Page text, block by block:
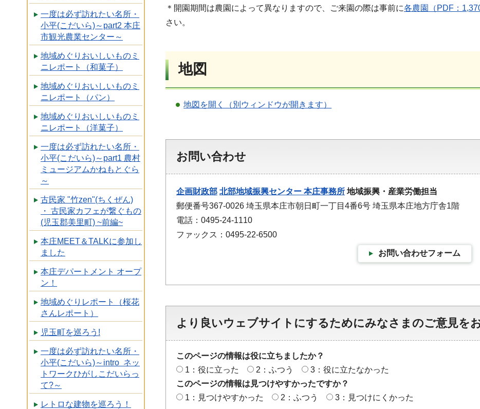
一度は必ず訪れたい名所・
小平(こだいら)～part2 本庄
市観光農業センター～
地域めぐりおいしいものミ
ニレポート（和菓子）
地域めぐりおいしいものミ
ニレポート（パン）
地域めぐりおいしいものミ
ニレポート（洋菓子）
一度は必ず訪れたい名所・
小平(こだいら)～part1 農村
ミュージアムかねもとぐら
～
古民家 "竹zen"(ちくぜん)
・ 古民家カフェが繋ぐもの
(児玉郡美里町) ~前編~
本庄MEET＆TALKに参加し
ました
本庄デパートメント オープ
ン！
地域めぐりレポート（桜花
さんレポート）
児玉町を巡ろう!
一度は必ず訪れたい名所・
小平(こだいら)～intro ネッ
トワークひがしこだいらっ
て?～
レトロな建物を巡ろう！
＊開園期間は農園によって異なりますので、ご来園の際は事前に各農園（PDF：
さい。
地図
地図を開く（別ウィンドウが開きます）
お問い合わせ
企画財政部 北部地域振興センター 本庄事務所 地域振興・産業労働担当
郵便番号367-0026 埼玉県本庄市朝日町一丁目4番6号 埼玉県本庄地方庁舎1階
電話：0495-24-1110
ファックス：0495-22-6500
お問い合わせフォーム
より良いウェブサイトにするためにみなさまのご意見を
このページの情報は役に立ちましたか？
1：役に立った
2：ふつう
3：役に立たなかった
このページの情報は見つけやすかったですか？
1：見つけやすかった
2：ふつう 3：見つけにくかった